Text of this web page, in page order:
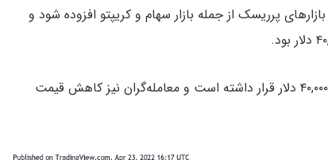
پرریسک از جمله بازار سهام و کریپتو افزوده شود و
در ۲۴ ساعت گذشته در سطح کمتر از ۴۰,۰۰۰ دلار قرار داشته است و معامله‌گران نیز کاهش قیمت